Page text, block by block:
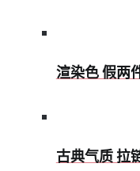
渲染色 假两
古典气质 拉